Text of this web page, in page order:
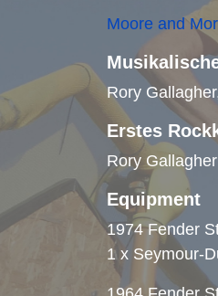
Moore and
Rory
Erstes
Rory
Equipment
1974 Fender
1 x Seymour-